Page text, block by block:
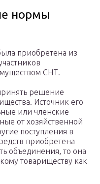
нормы
приобретена из
СНТ.
решение
Источник его
или членские
от хозяйственной
поступления в
приобретена
объединения, то она
товариществу как